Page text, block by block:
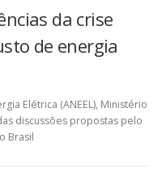
da crise
de energia
Elétrica (ANEEL), Ministério
discussões propostas pelo
Brasil